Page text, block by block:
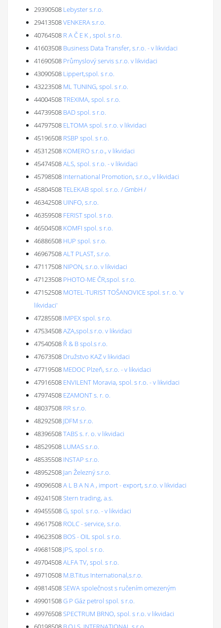
29390508 Lebyster s.r.o.
29413508VENKERA s.r.o.
40764508 R A Č E K , spol. s r.o.
41603508 Business Data Transfer, s.r.o. - v likvidaci
41690508 Průmyslový servis s.r.o. v likvidaci
43090508 Lippert,spol. s r.o.
43223508 ML TUNING, spol. s r.o.
44004508TREXIMA, spol. s r.o.
44739508 BAD spol. s r.o.
44797508 ELTOMA spol. s r.o. v likvidaci
45196508 RSBP spol. s r.o.
45312508 KOMERO s.r.o., v likvidaci
45474508ALS, spol. s r.o. - v likvidaci
45798508 International Promotion, s.r.o., v likvidaci
45804508TELEKAB spol. s r.o. / GmbH /
46342508 UINFO, s.r.o.
46359508 FERIST spol. s r.o.
46504508 KOMFI spol. s r.o.
46886508 HUP spol. s r.o.
46967508ALT PLAST, s.r.o.
47117508 NIPON, s.r.o. v likvidaci
47123508 PHOTO-ME ČR,spol. s r.o.
47152508 MOTEL-TURIST TOŠANOVICE spol. s r. o. 'v
likvidaci'
47285508 IMPEX spol. s r.o.
47534508AZA,spol.s r.o. v likvidaci
47540508 Ř & B spol.s r.o.
47673508 Družstvo KAZ v likvidaci
47719508 MEDOC Plzeň, s.r.o. - v likvidaci
47916508 ENVILENT Moravia, spol. s r.o. - v likvidaci
47974508 EZAMONT s. r. o.
48037508 RR s.r.o.
48292508 JDFM s.r.o.
48396508TABS s. r. o. v likvidaci
48529508 LUMAS s.r.o.
48535508 INSTAP s.r.o.
48952508 Jan Železný s.r.o.
49096508A L B A N A , import - export, s.r.o. v likvidaci
49241508Stern trading, a.s.
49455508G, spol. s r.o. - v likvidaci
49617508 ROLC - service, s.r.o.
49623508 BOS - OIL spol. s r.o.
49681508 JPS, spol. s r.o.
49704508ALFA TV, spol. s r.o.
49710508 M.B.Titus International,s.r.o.
49814508SEWA společnost s ručením omezeným
49901508G P Gáz petrol spol. s r.o.
49976508SPECTRUM BRNO, spol. s r.o. v likvidaci